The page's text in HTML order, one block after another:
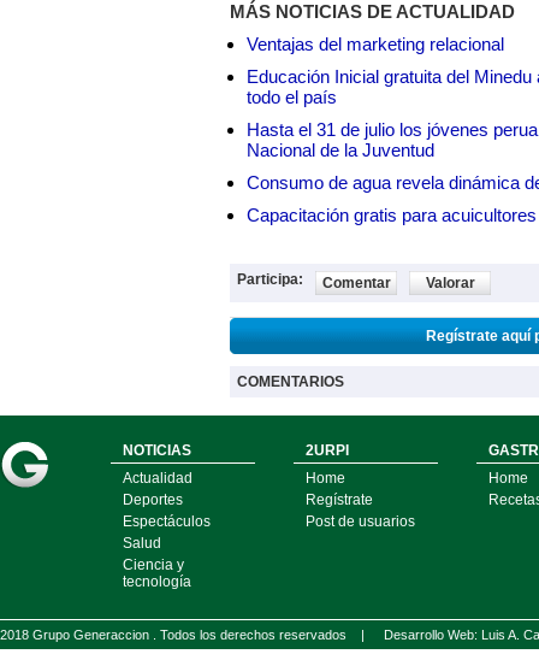
MÁS NOTICIAS DE ACTUALIDAD
Ventajas del marketing relacional
Educación Inicial gratuita del
todo el país
Hasta el 31 de julio los jóvenes
Nacional de la Juventud
Consumo de agua revela dinámica
Capacitación gratis para
Participa: Comentar Valorar
Regístrate aquí
COMENTARIOS
NOTICIAS
Actualidad
Deportes
Espectáculos
Salud
Ciencia y
tecnología
2URPI
Home
Regístrate
Post de usuarios
Home
2018 Grupo Generaccion . Todos los derechos reservados | Desarrollo Web: Luis